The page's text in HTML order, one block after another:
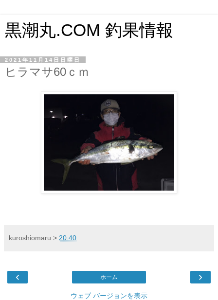
黒潮丸.COM 釣果情報
2021年11月14日日曜日
ヒラマサ60ｃｍ
kuroshiomaru > 20:40
‹ ›
ホーム
ウェブ バージョンを表示